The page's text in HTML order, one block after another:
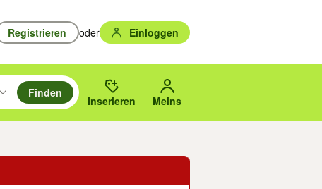
Registrieren oder Einloggen
durchsuchen und mit Eingabetaste auswählen.
um zu suchen, oder Vorschläge mit den Pfeiltasten nach oben/
des gewählten Orts oder PLZ.
Finden
Inserieren Meins